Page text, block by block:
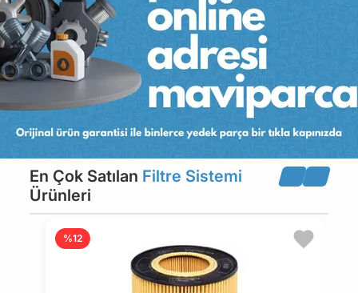
En Çok Satılan Filtre Sistemi
Ürünleri
%12